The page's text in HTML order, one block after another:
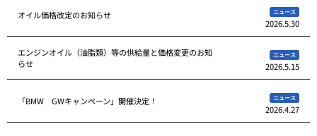
オイル価格改定のお知らせ ニュース
2026.5.30
エンジンオイル（油脂類）等の供給量と価格変更のお知
らせ
ニュース
2026.5.15
「BMW GWキャンペーン」開催決定！ ニュース
2026.4.27